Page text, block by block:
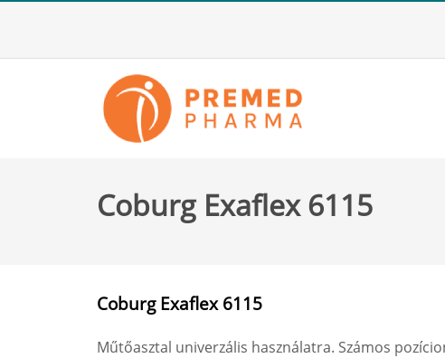
Coburg Exaflex 6115
Coburg Exaflex 6115
Műtőasztal univerzális használatra. Számos